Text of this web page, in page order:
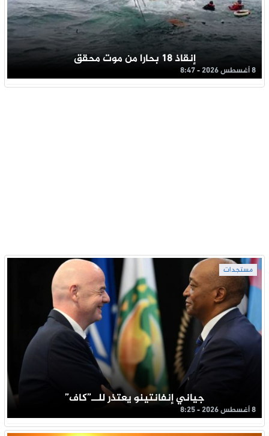
إنقاذ 18 بحارا من موت محقق
8 أغسطس 2026 - 8:47
مستجدات
جياني إنفانتينو يعتذر للــ”كاف”
8 أغسطس 2026 - 8:25